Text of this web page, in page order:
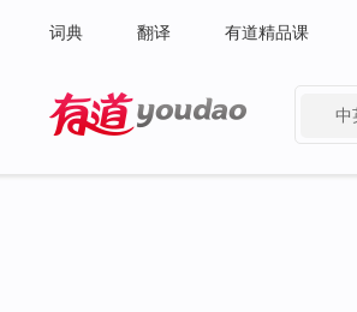
词典 翻译 有道精品课
中